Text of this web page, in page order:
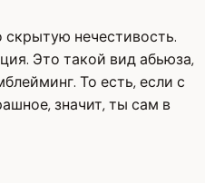
нечестивость.
Это такой вид абьюза,
То есть, если с
значит, ты сам в